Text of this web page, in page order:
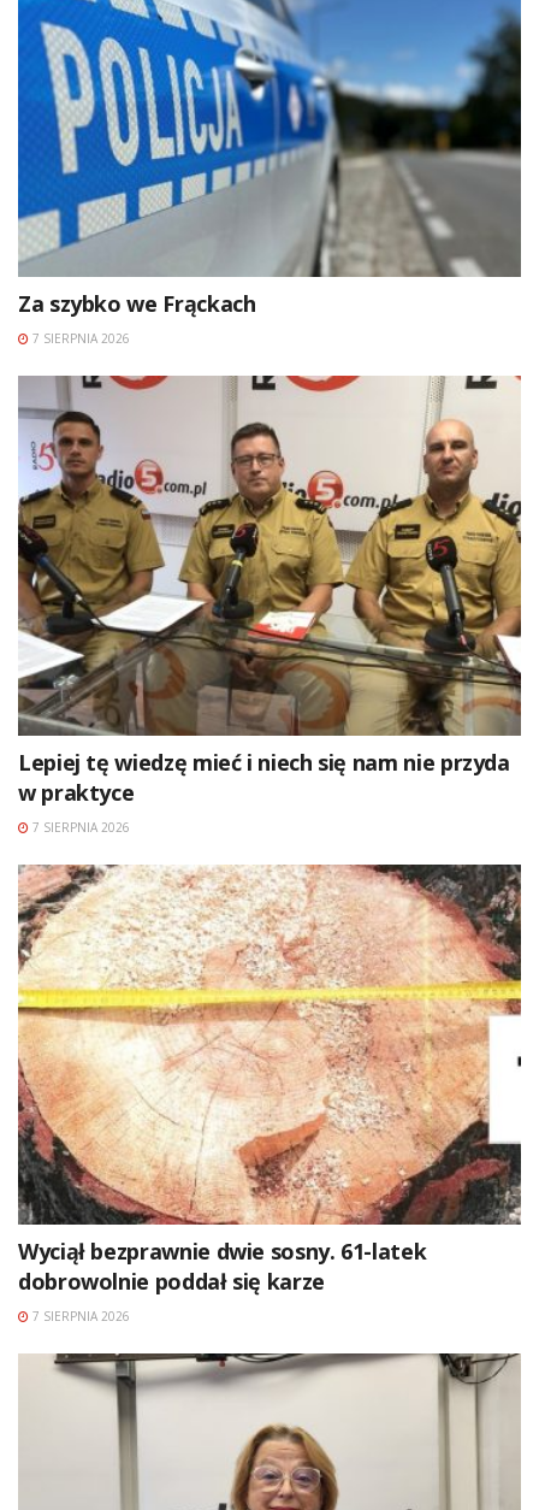
Za szybko we Frąckach
7 SIERPNIA 2026
Lepiej tę wiedzę mieć i niech się nam nie przyda
w praktyce
7 SIERPNIA 2026
Wyciął bezprawnie dwie sosny. 61-latek
dobrowolnie poddał się karze
7 SIERPNIA 2026